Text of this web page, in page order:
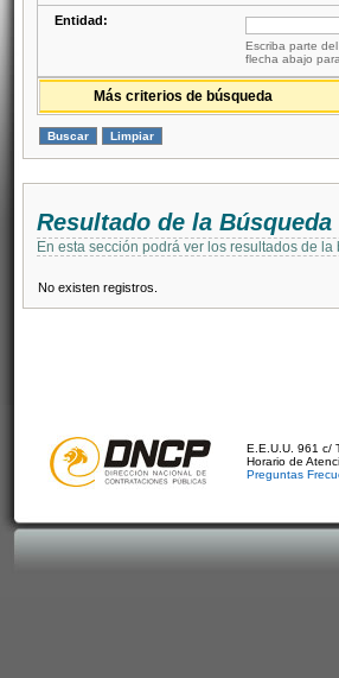
Entidad:
Escriba parte
flecha abajo
Más criterios de búsqueda
Resultado de la Búsqueda
En esta sección podrá ver los resultados de
No existen registros.
E.E.U.U. 961 c/
Horario de
Preguntas